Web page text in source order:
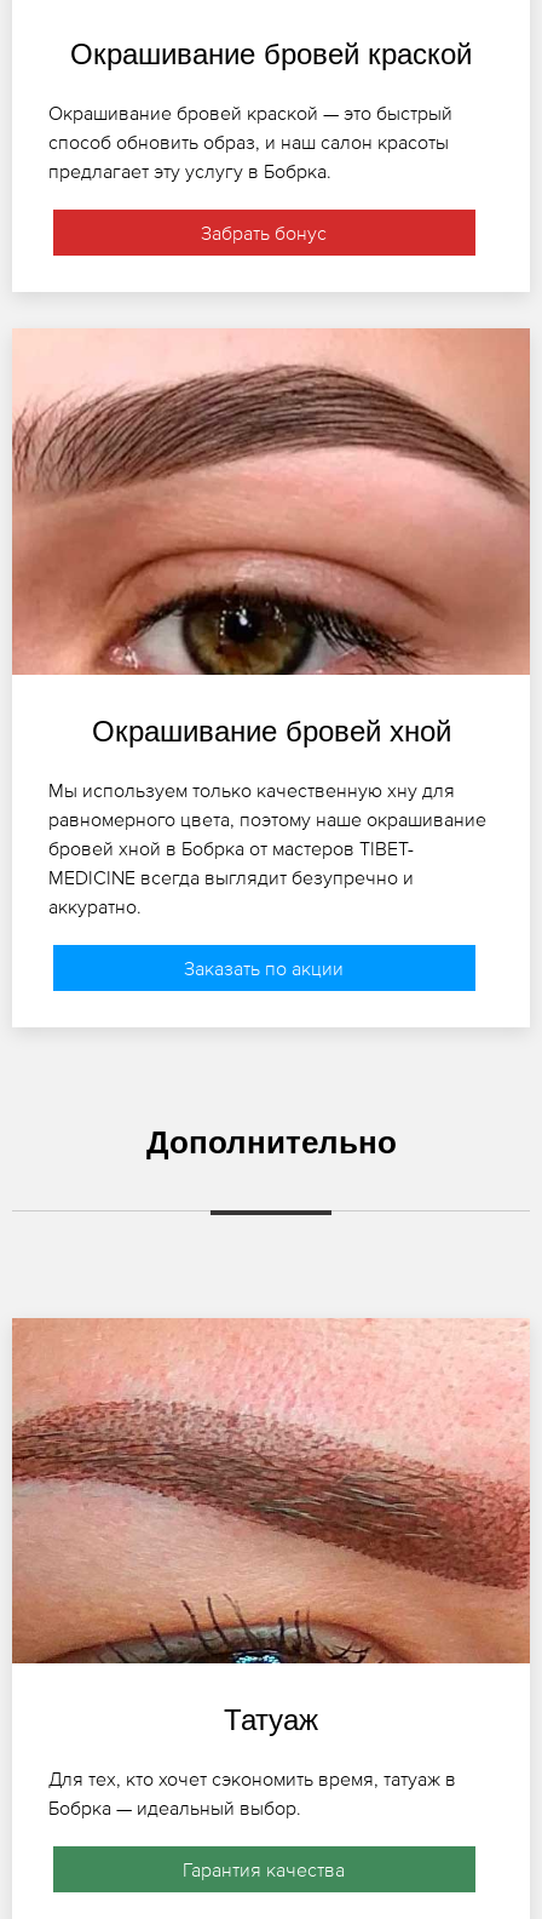
Окрашивание бровей краской
Окрашивание бровей краской — это быстрый
способ обновить образ, и наш салон красоты
предлагает эту услугу в Бобрка.
Забрать бонус
Окрашивание бровей хной
Мы используем только качественную хну для
равномерного цвета, поэтому наше окрашивание
бровей хной в Бобрка от мастеров TIBET-
MEDICINE всегда выглядит безупречно и
аккуратно.
Заказать по акции
Дополнительно
Татуаж
Для тех, кто хочет сэкономить время, татуаж в
Бобрка — идеальный выбор.
Гарантия качества